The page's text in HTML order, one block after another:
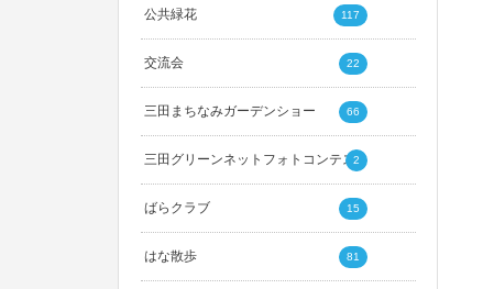
公共緑花 117
交流会 22
三田まちなみガーデンショー 66
三田グリーンネットフォトコンテスト
2
ばらクラブ 15
はな散歩 81